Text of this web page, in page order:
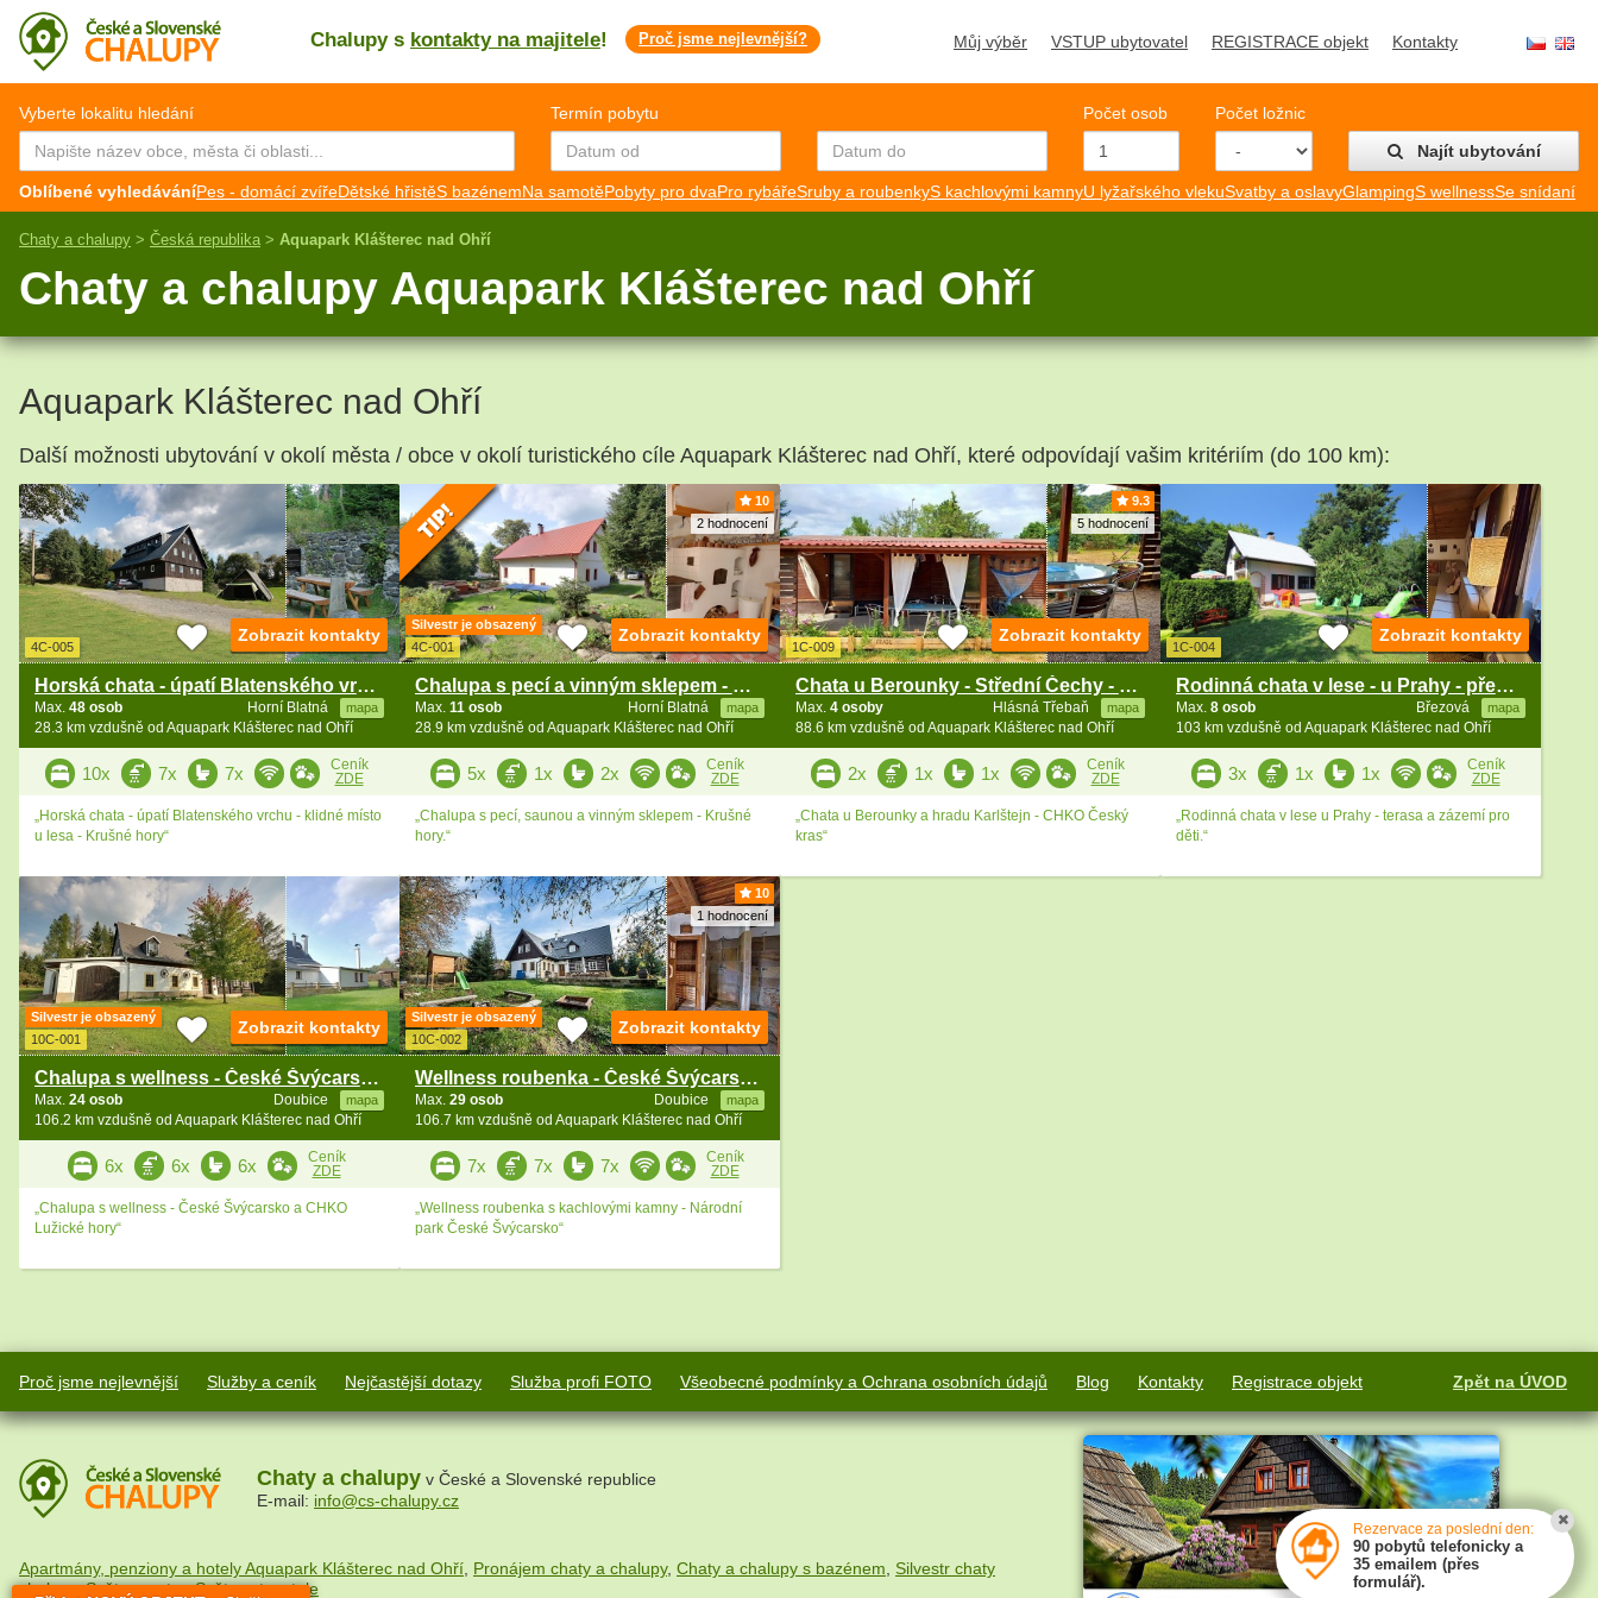
Chalupy s kontakty na majitele! Proč jsme nejlevnější? Můj výběr VSTUP ubytovatel REGISTRACE objekt Kontakty
CZ EN
Vyberte lokalitu hledání Termín pobytu Počet osob
Počet ložnic
Najít ubytování
Oblíbené vyhledáváníPes - domácí zvířeDětské hřistěS bazénemNa samotěPobyty pro dvaPro rybářeSruby a roubenkyS kachlovými kamnyU lyžařského vlekuSvatby a oslavyGlampingS wellnessSe snídaní
Chaty a chalupy > Česká republika > Aquapark Klášterec nad Ohří
Chaty a chalupy Aquapark Klášterec nad Ohří
Aquapark Klášterec nad Ohří
Další možnosti ubytování v okolí města / obce v okolí turistického cíle Aquapark Klášterec nad Ohří, které odpovídají vašim kritériím (do 100 km):
4C-005
Horská chata - úpatí Blatenského vrchu - Abertamy
Horní Blatná mapa
Max. 48 osob
28.3 km vzdušně od Aquapark Klášterec nad Ohří
Zobrazit kontakty
10x 7x 7x
Ceník
ZDE
„Horská chata - úpatí Blatenského vrchu - klidné místo
u lesa - Krušné hory“
10
2 hodnocení
Silvestr je obsazený
4C-001
Chalupa s pecí a vinným sklepem - Krušné hory
Horní Blatná mapa
Max. 11 osob
28.9 km vzdušně od Aquapark Klášterec nad Ohří
Zobrazit kontakty
5x 1x 2x
Ceník
ZDE
„Chalupa s pecí, saunou a vinným sklepem - Krušné
hory.“
9.3
5 hodnocení
1C-009
Chata u Berounky - Střední Čechy - Karlštejn
Hlásná Třebaň mapa
Max. 4 osoby
88.6 km vzdušně od Aquapark Klášterec nad Ohří
Zobrazit kontakty
2x 1x 1x
Ceník
ZDE
„Chata u Berounky a hradu Karlštejn - CHKO Český
kras“
1C-004
Rodinná chata v lese - u Prahy - přehrada Vrané
Březová mapa
Max. 8 osob
103 km vzdušně od Aquapark Klášterec nad Ohří
Zobrazit kontakty
3x 1x 1x
Ceník
ZDE
„Rodinná chata v lese u Prahy - terasa a zázemí pro
děti.“
Silvestr je obsazený
10C-001
Chalupa s wellness - České Švýcarsko a Lužické hory
Doubice mapa
Max. 24 osob
106.2 km vzdušně od Aquapark Klášterec nad Ohří
Zobrazit kontakty
6x 6x 6x
Ceník
ZDE
„Chalupa s wellness - České Švýcarsko a CHKO
Lužické hory“
10
1 hodnocení
Silvestr je obsazený
10C-002
Wellness roubenka - České Švýcarsko - Lužické hory
Doubice mapa
Max. 29 osob
106.7 km vzdušně od Aquapark Klášterec nad Ohří
Zobrazit kontakty
7x 7x 7x
Ceník
ZDE
„Wellness roubenka s kachlovými kamny - Národní
park České Švýcarsko“
Proč jsme nejlevnější Služby a ceník Nejčastější dotazy Služba profi FOTO Všeobecné podmínky a Ochrana osobních údajů Blog Kontakty Registrace objekt Zpět na ÚVOD
Chaty a chalupy v České a Slovenské republice
E-mail: info@cs-chalupy.cz
Apartmány, penziony a hotely Aquapark Klášterec nad Ohří Pronájem chaty a chalupy, Chaty a chalupy s bazénem
Silvestr chaty
chalupy,Svět na netu,Svět cestovatele
Rezervace za poslední den:
90 pobytů telefonicky a
35 emailem (přes
formulář).